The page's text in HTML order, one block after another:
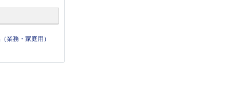
業務・家庭用）